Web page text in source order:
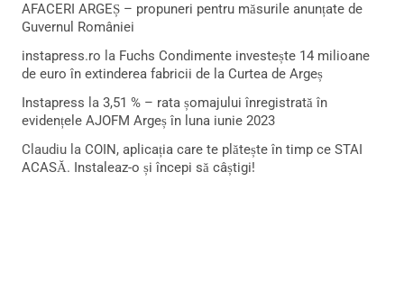
AFACERI ARGEȘ – propuneri pentru măsurile anunțate de
Guvernul României
instapress.ro la Fuchs Condimente investește 14 milioane
de euro în extinderea fabricii de la Curtea de Argeș
Instapress la 3,51 % – rata șomajului înregistrată în
evidențele AJOFM Argeș în luna iunie 2023
Claudiu la COIN, aplicația care te plătește în timp ce STAI
ACASĂ. Instaleaz-o și începi să câștigi!